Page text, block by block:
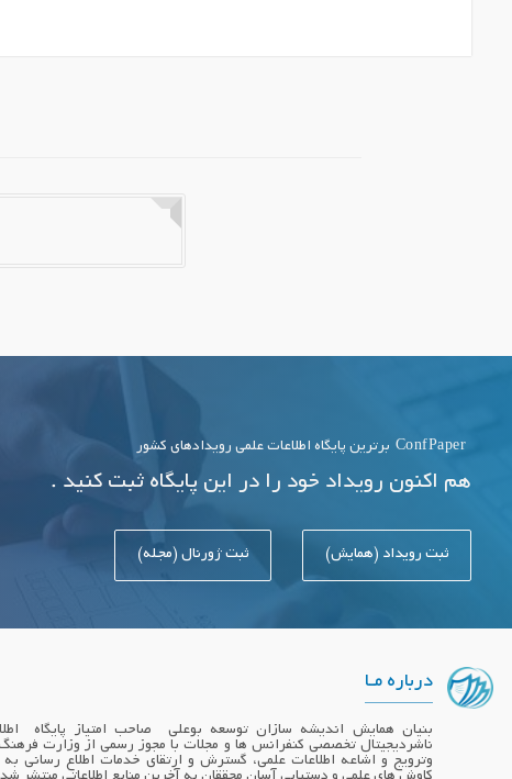
ConfPaper برترین پایگاه اطلاعات علمی رویدادهای کشور
هم اکنون رویداد خود را در این پایگاه ثبت کنید .
ثبت رویداد (همایش) ثبت ژورنال (مجله)
درباره مـا
ناشردیجیتال تخصصی کنفرانس ها و مجلات با مجوز رسمی از وزارت
وترویج و اشاعه اطلاعات علمی، گسترش و ارتقای خدمات اطلاع رسانی